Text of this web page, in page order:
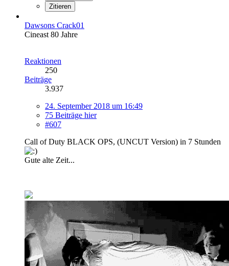
Zitieren
Dawsons Crack01
Cineast 80 Jahre
Reaktionen
250
Beiträge
3.937
24. September 2018 um 16:49
75 Beiträge hier
#607
Call of Duty BLACK OPS, (UNCUT Version) in 7 Stunden
Gute alte Zeit...